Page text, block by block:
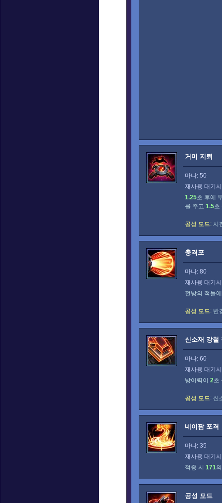
거미 지뢰
마나: 50
재사용 대기
1.25초 후에
를 주고 1.5초
공성 모드: 시
충격포
마나: 80
재사용 대기
전방의 적들
공성 모드: 반
신소재 강철
마나: 60
재사용 대기
방어력이 2초
공성 모드: 신
네이팜 포격
마나: 35
재사용 대기
적중 시 171
공성 모드